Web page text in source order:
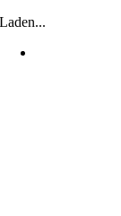
Laden...